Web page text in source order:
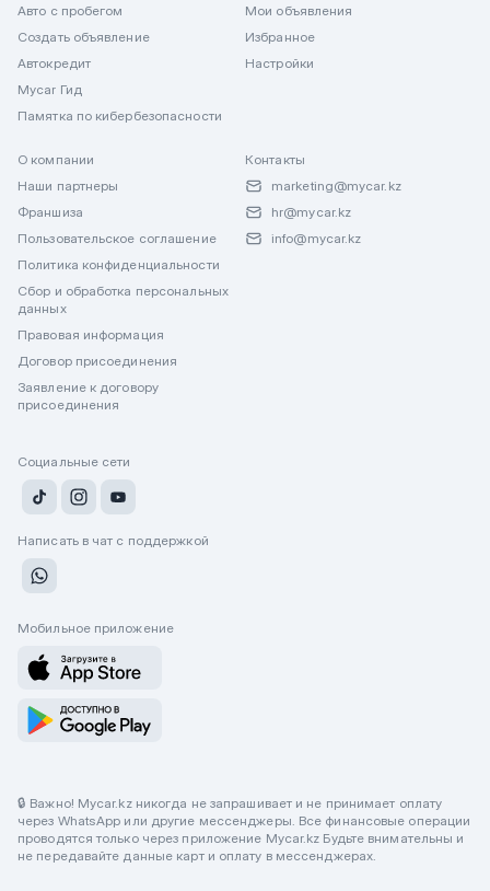
Авто с пробегом
Создать объявление
Автокредит
Mycar Гид
Памятка по кибербезопасности
Мои объявления
Избранное
Настройки
О компании
Наши партнеры
Франшиза
Пользовательское соглашение
Политика конфиденциальности
Сбор и обработка персональных
данных
Правовая информация
Договор присоединения
Заявление к договору
присоединения
Контакты
marketing@mycar.kz
hr@mycar.kz
info@mycar.kz
Социальные сети
Написать в чат с поддержкой
Мобильное приложение
🔒 Важно! Mycar.kz никогда не запрашивает и не принимает оплату
через WhatsApp или другие мессенджеры. Все финансовые операции
проводятся только через приложение Mycar.kz Будьте внимательны и
не передавайте данные карт и оплату в мессенджерах.